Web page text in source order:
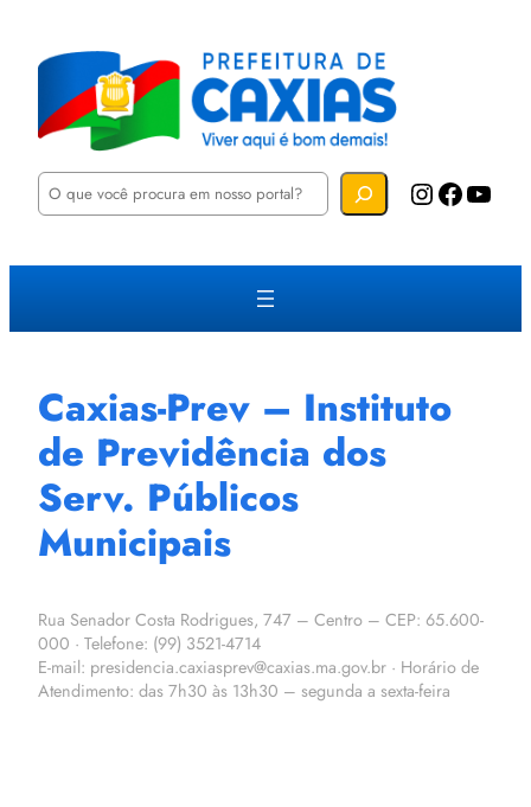
P
u
a
Instagram Facebook YouTube
Caxias-Prev – Instituto
de Previdência dos
Serv. Públicos
Municipais
Rua Senador Costa Rodrigues, 747 – Centro – CEP: 65.600-
000 · Telefone: (99) 3521-4714
E-mail: presidencia.caxiasprev@caxias.ma.gov.br · Horário de
Atendimento: das 7h30 às 13h30 – segunda a sexta-feira